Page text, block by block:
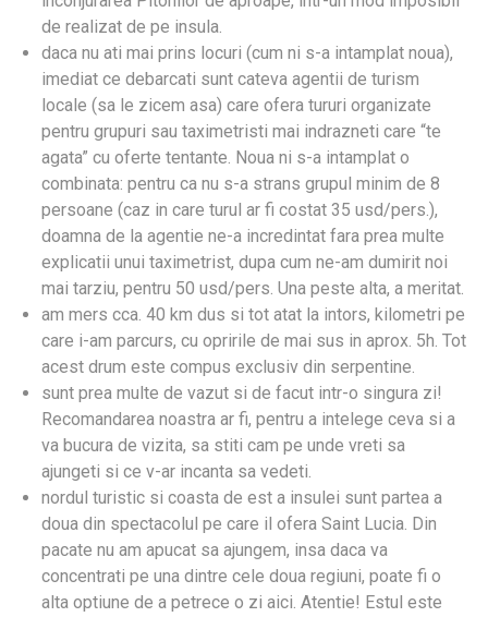
de realizat de pe insula.
daca nu ati mai prins locuri (cum ni s-a intamplat noua),
imediat ce debarcati sunt cateva agentii de turism
locale (sa le zicem asa) care ofera tururi organizate
pentru grupuri sau taximetristi mai indrazneti care “te
agata” cu oferte tentante. Noua ni s-a intamplat o
combinata: pentru ca nu s-a strans grupul minim de 8
persoane (caz in care turul ar fi costat 35 usd/pers.),
doamna de la agentie ne-a incredintat fara prea multe
explicatii unui taximetrist, dupa cum ne-am dumirit noi
mai tarziu, pentru 50 usd/pers. Una peste alta, a meritat.
am mers cca. 40 km dus si tot atat la intors, kilometri pe
care i-am parcurs, cu opririle de mai sus in aprox. 5h. Tot
acest drum este compus exclusiv din serpentine.
sunt prea multe de vazut si de facut intr-o singura zi!
Recomandarea noastra ar fi, pentru a intelege ceva si a
va bucura de vizita, sa stiti cam pe unde vreti sa
ajungeti si ce v-ar incanta sa vedeti.
nordul turistic si coasta de est a insulei sunt partea a
doua din spectacolul pe care il ofera Saint Lucia. Din
pacate nu am apucat sa ajungem, insa daca va
concentrati pe una dintre cele doua regiuni, poate fi o
alta optiune de a petrece o zi aici. Atentie! Estul este